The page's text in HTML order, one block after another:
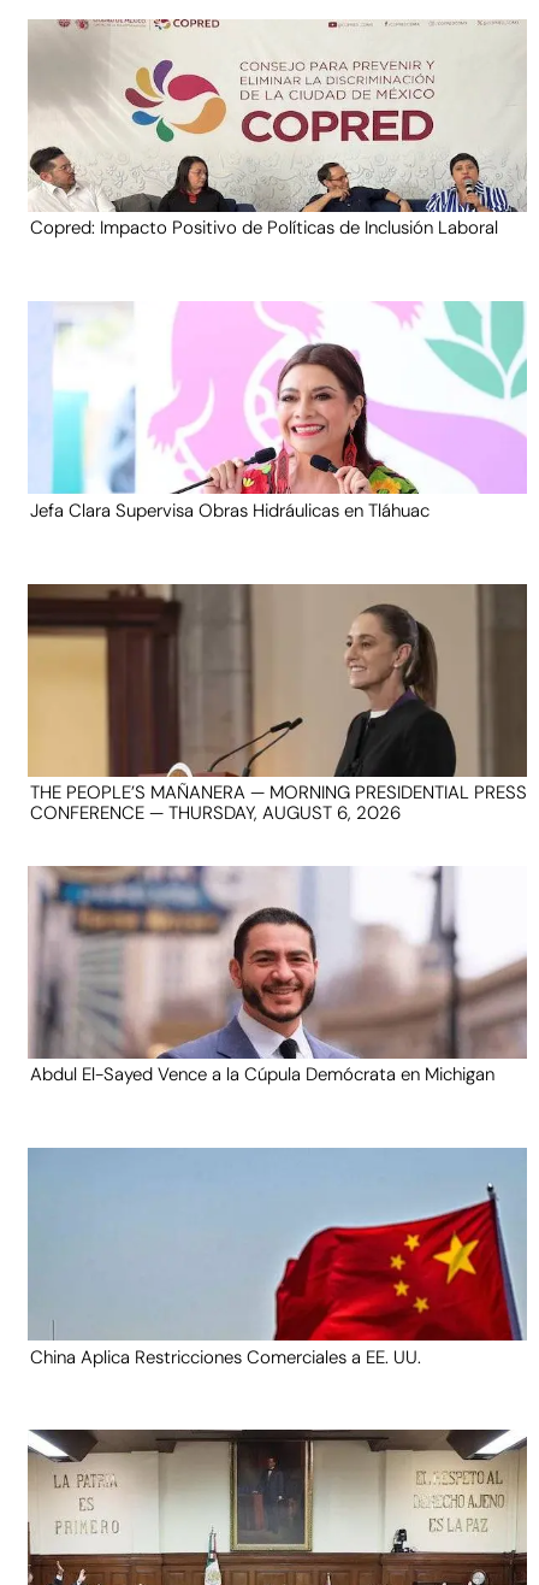
Copred: Impacto Positivo de Políticas de Inclusión Laboral
Jefa Clara Supervisa Obras Hidráulicas en Tláhuac
THE PEOPLE’S MAÑANERA — MORNING PRESIDENTIAL PRESS
CONFERENCE — THURSDAY, AUGUST 6, 2026
Abdul El-Sayed Vence a la Cúpula Demócrata en Michigan
China Aplica Restricciones Comerciales a EE. UU.